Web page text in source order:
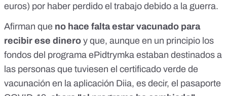
euros) por haber perdido el trabajo debido a la guerra.
Afirman que no hace falta estar vacunado para
recibir ese dinero y que, aunque en un principio los
fondos del programa ePidtrymka estaban destinados a
las personas que tuviesen el certificado verde de
vacunación en la aplicación Diia, es decir, el pasaporte